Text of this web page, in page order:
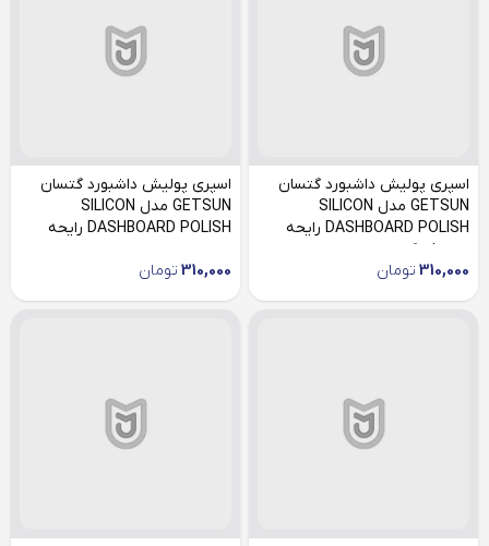
اسپری پولیش داشبورد گتسان
GETSUN مدل SILICON
DASHBOARD POLISH رایحه
توت فرنگی
310,000 تومان
اسپری پولیش داشبورد گتسان
GETSUN مدل SILICON
DASHBOARD POLISH رایحه
310,000 تومان